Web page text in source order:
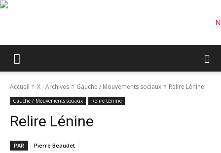
Accueil X - Archives Gauche / Mouvements sociaux Relire Lénine
Gauche / Mouvements sociaux Relire Lénine
Relire Lénine
PAR Pierre Beaudet